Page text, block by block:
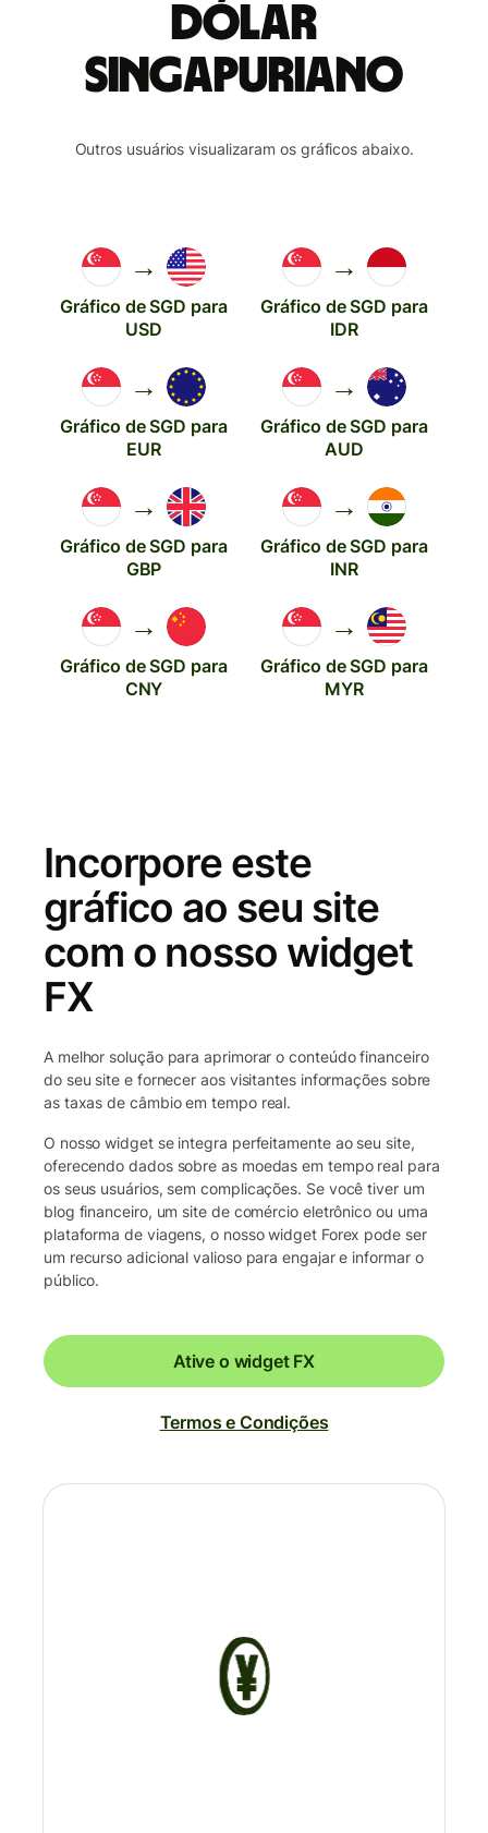
Dólar
singapuriano
Outros usuários visualizaram os gráficos abaixo.
→
Gráfico de SGD para
USD
→
Gráfico de SGD para
IDR
→
Gráfico de SGD para
EUR
→
Gráfico de SGD para
AUD
→
Gráfico de SGD para
GBP
→
Gráfico de SGD para
INR
→
Gráfico de SGD para
CNY
→
Gráfico de SGD para
MYR
Incorpore este
gráfico ao seu site
com o nosso widget
FX
A melhor solução para aprimorar o conteúdo financeiro
do seu site e fornecer aos visitantes informações sobre
as taxas de câmbio em tempo real.
O nosso widget se integra perfeitamente ao seu site,
oferecendo dados sobre as moedas em tempo real para
os seus usuários, sem complicações. Se você tiver um
blog financeiro, um site de comércio eletrônico ou uma
plataforma de viagens, o nosso widget Forex pode ser
um recurso adicional valioso para engajar e informar o
público.
Ative o widget FX
Termos e Condições